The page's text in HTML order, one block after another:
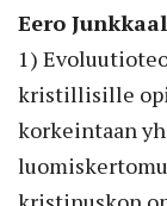
Eero
1)
kristillisille
korkeintaan